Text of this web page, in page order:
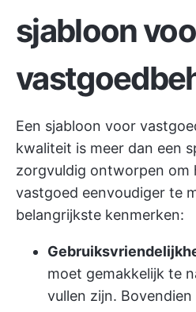
sjabloon
Een sjabloon voor
kwaliteit is meer dan een
zorgvuldig ontworpen om
vastgoed eenvoudiger te
belangrijkste kenmerken:
moet gemakkelijk te
vullen zijn.